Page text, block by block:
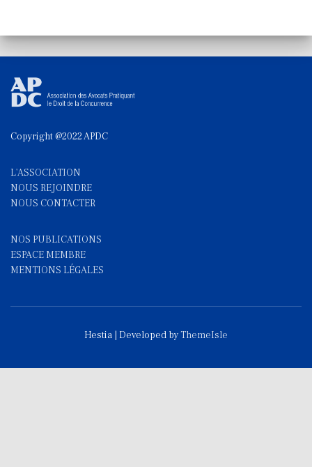
Copyright @2022 APDC
L'ASSOCIATION
NOUS REJOINDRE
NOUS CONTACTER
NOS PUBLICATIONS
ESPACE MEMBRE
MENTIONS LÉGALES
Hestia | Developed byThemeIsle